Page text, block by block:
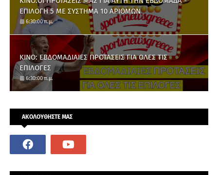
ΕΠΙΛΟΓΗ 5 ΜΕ ΣΥΣΤΗΜΑ 10 ΑΡΙΘΜΩΝ
6:30:00 π.μ.
ΚΙΝΟ: ΕΒΔΟΜΑΔΙΑΙΕΣ ΠΡΟΤΑΣΕΙΣ ΓΙΑ ΟΛΕΣ ΤΙΣ
ΕΠΙΛΟΓΕΣ
6:30:00 π.μ.
ΑΚΟΛΟΥΘΗΣΤΕ ΜΑΣ